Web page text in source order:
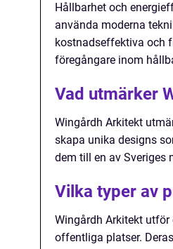
Hållbarhet och
använda moderna
kostnadseffektiva och
föregångare inom
Vad utmärker
Wingårdh Arkitekt
skapa unika designs
dem till en av Sveriges
Vilka typer av
Wingårdh Arkitekt utför
offentliga platser.